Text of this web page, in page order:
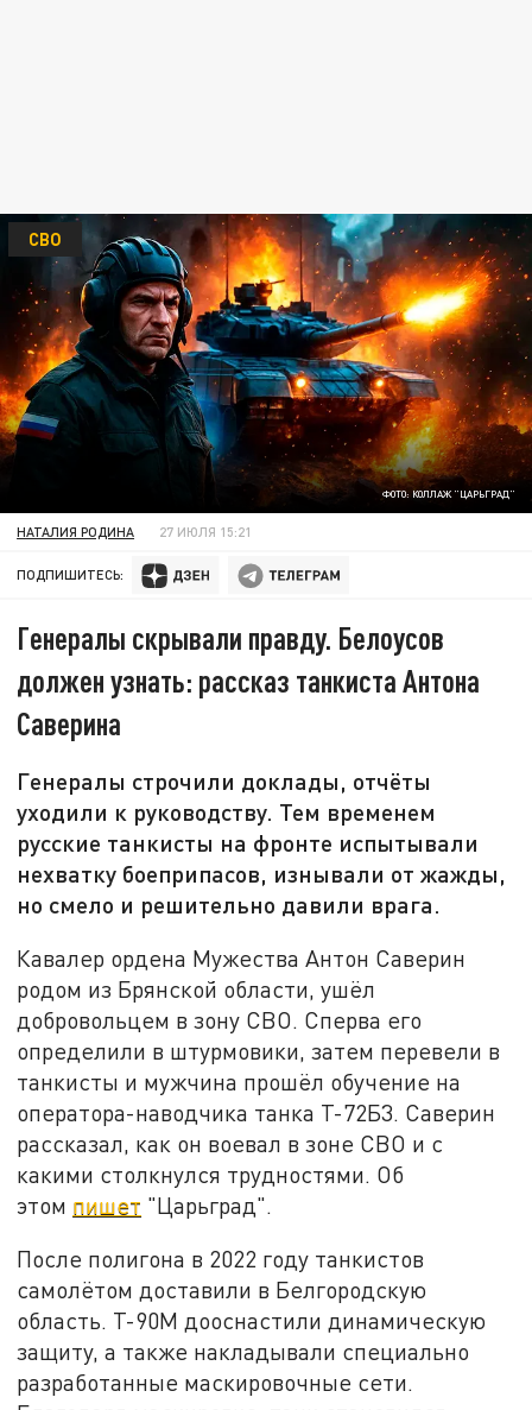
ФОТО: КОЛЛАЖ "ЦАРЬГРАД"
СВО
НАТАЛИЯ РОДИНА 27 ИЮЛЯ 15:21
ПОДПИШИТЕСЬ:
Генералы скрывали правду. Белоусов
должен узнать: рассказ танкиста Антона
Саверина
Генералы строчили доклады, отчёты
уходили к руководству. Тем временем
русские танкисты на фронте испытывали
нехватку боеприпасов, изнывали от жажды,
но смело и решительно давили врага.
Кавалер ордена Мужества Антон Саверин
родом из Брянской области, ушёл
добровольцем в зону СВО. Сперва его
определили в штурмовики, затем перевели в
танкисты и мужчина прошёл обучение на
оператора-наводчика танка Т-72Б3. Саверин
рассказал, как он воевал в зоне СВО и с
какими столкнулся трудностями. Об
этом пишет "Царьград".
После полигона в 2022 году танкистов
самолётом доставили в Белгородскую
область. Т-90М дооснастили динамическую
защиту, а также накладывали специально
разработанные маскировочные сети.